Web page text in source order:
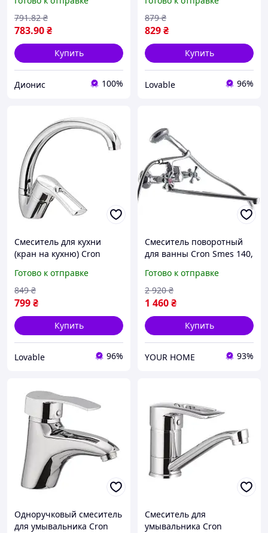
783.90₴
791.82 ₴
Купить
Дионис 100%
с картриджем 40 мм, цвет
хром
829₴
879 ₴
Купить
Lovable 96%
Смеситель для кухни
(кран на кухню) Cron
однорычажный высокий
хром для кухонной мойки
Готово к отправке
799₴
849 ₴
Купить
Lovable 96%
Смеситель поворотный
для ванны Cron Smes 140,
двухвентильный
смеситель в ванную
комнату
Готово к отправке
1 460₴
2 920 ₴
Купить
YOUR HOME 93%
Одноручковый смеситель
для умывальника Cron
Смеситель для
умывальника Cron